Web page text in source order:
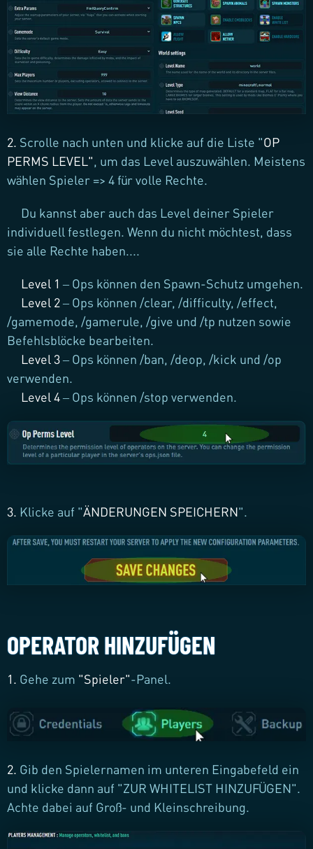
2. Scrolle nach unten und klicke auf die Liste "OP
PERMS LEVEL", um das Level auszuwählen. Meistens
wählen Spieler => 4 für volle Rechte.
Du kannst aber auch das Level deiner Spieler
individuell festlegen. Wenn du nicht möchtest, dass
sie alle Rechte haben....
Level 1 – Ops können den Spawn-Schutz umgehen.
Level 2– Ops können /clear, /difficulty, /effect,
/gamemode, /gamerule, /give und /tp nutzen sowie
Befehlsblöcke bearbeiten.
Level 3– Ops können /ban, /deop, /kick und /op
verwenden.
Level 4– Ops können /stop verwenden.
3. Klicke auf "ÄNDERUNGEN SPEICHERN".
OPERATOR HINZUFÜGEN
1. Gehe zum "Spieler"-Panel.
2. Gib den Spielernamen im unteren Eingabefeld ein
und klicke dann auf "ZUR WHITELIST HINZUFÜGEN".
Achte dabei auf Groß- und Kleinschreibung.